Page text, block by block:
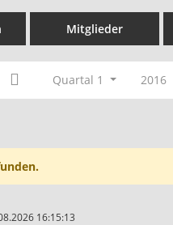
Mitglieder
Quartal 1 2016
16:15:13